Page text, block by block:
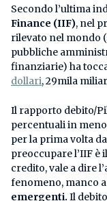
Secondo l’ultima
Finance (IIF), nel
rilevato nel mondo
pubbliche
finanziarie) ha
dollari, 29mila
Il rapporto debito/
percentuali in
per la prima volta
preoccupare l’IIF è
credito, vale a dire
fenomeno, manco
emergenti. Il